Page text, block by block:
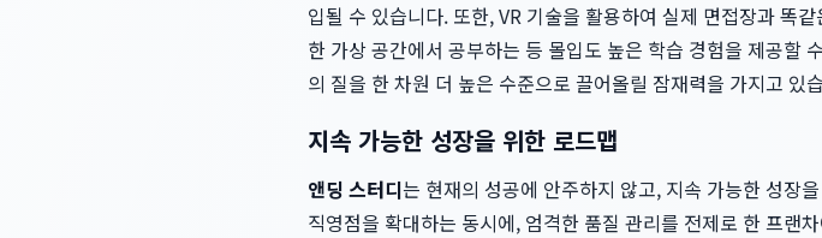
입될 수 있습니다. 또한, VR 기술을 활용하여 실제 면접장과 똑
한 가상 공간에서 공부하는 등 몰입도 높은 학습 경험을 제공할
의 질을 한 차원 더 높은 수준으로 끌어올릴 잠재력을 가지고 있
지속 가능한 성장을 위한 로드맵
앤딩 스터디는 현재의 성공에 안주하지 않고, 지속 가능한 성장
직영점을 확대하는 동시에, 엄격한 품질 관리를 전제로 한 프랜